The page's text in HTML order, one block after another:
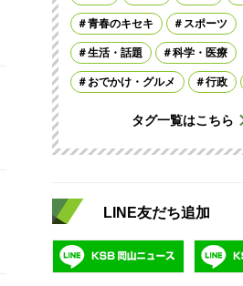
青春のキセキ スポーツ
生活・話題 科学・医療
おでかけ・グルメ 行政
タグ一覧はこちら
LINE友だち追加